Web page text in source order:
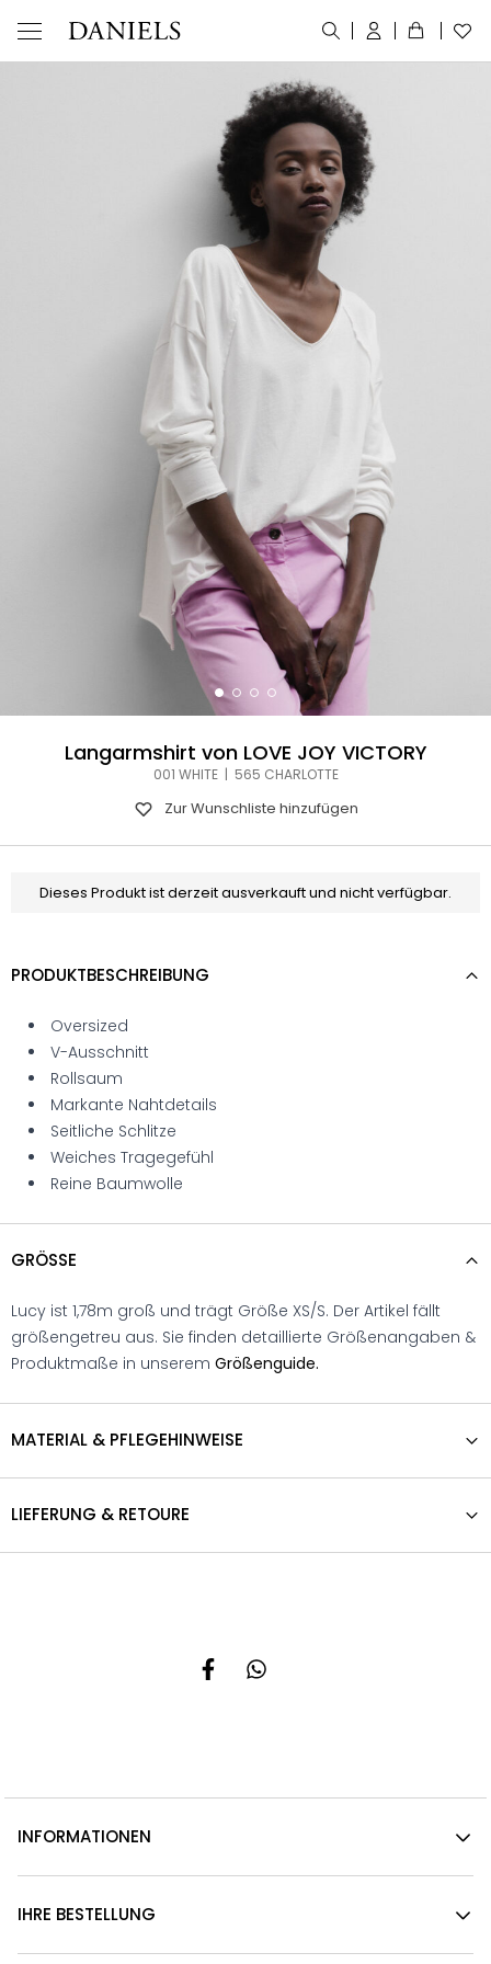
Langarmshirt von LOVE JOY VICTORY
001 WHITE | 565 CHARLOTTE
Zur Wunschliste hinzufügen
Dieses Produkt ist derzeit ausverkauft und nicht verfügbar.
PRODUKTBESCHREIBUNG
Oversized
V-Ausschnitt
Rollsaum
Markante Nahtdetails
Seitliche Schlitze
Weiches Tragegefühl
Reine Baumwolle
GRÖSSE
Lucy ist 1,78m groß und trägt Größe XS/S. Der Artikel fällt
größengetreu aus. Sie finden detaillierte Größenangaben &
Produktmaße in unserem Größenguide.
MATERIAL & PFLEGEHINWEISE
LIEFERUNG & RETOURE
INFORMATIONEN
IHRE BESTELLUNG